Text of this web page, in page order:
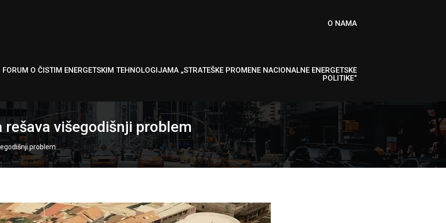
O NAMA
O ČISTIM ENERGETSKIM TEHNOLOGIJAMA „STRATEŠKE PROMENE NACIONALNE ENERGETSKE
POLITIKE“
rešava višegodišnji problem
problem